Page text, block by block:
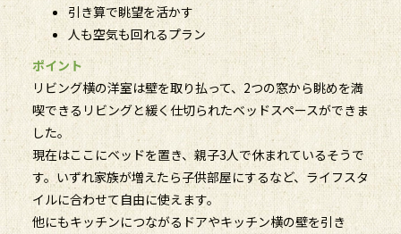
引き算で眺望を活かす
人も空気も回れるプラン
ポイント
リビング横の洋室は壁を取り払って、2つの窓から眺めを満
喫できるリビングと緩く仕切られたベッドスペースができま
した。
現在はここにベッドを置き、親子3人で休まれているそうで
す。いずれ家族が増えたら子供部屋にするなど、ライフスタ
イルに合わせて自由に使えます。
他にもキッチンにつながるドアやキッチン横の壁を引き